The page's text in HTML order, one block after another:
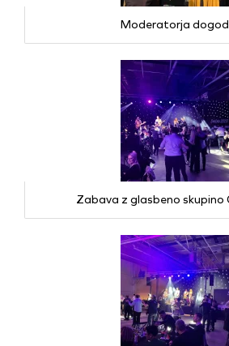
Moderatorja
Zabava z glasbeno skupino